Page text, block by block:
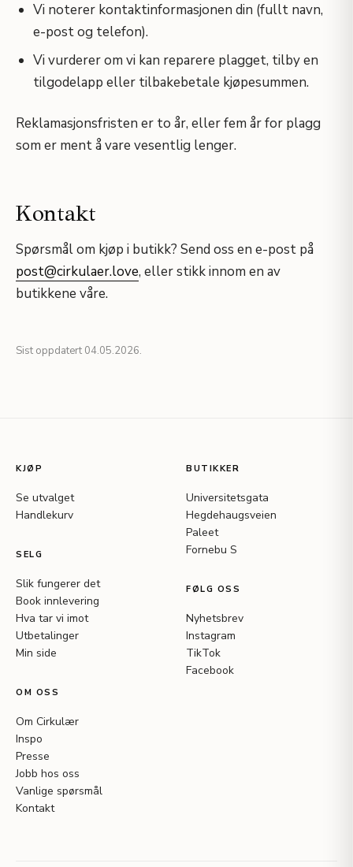
Vi noterer kontaktinformasjonen din (fullt navn,
e-post og telefon).
Vi vurderer om vi kan reparere plagget, tilby en
tilgodelapp eller tilbakebetale kjøpesummen.
Reklamasjonsfristen er to år, eller fem år for plagg
som er ment å vare vesentlig lenger.
Kontakt
Spørsmål om kjøp i butikk? Send oss en e-post på
post@cirkulaer.love, eller stikk innom en av
butikkene våre.
Sist oppdatert 04.05.2026.
KJØP
Se utvalget
Handlekurv
SELG
Slik fungerer det
Book innlevering
Hva tar vi imot
Utbetalinger
Min side
OM OSS
Om Cirkulær
Inspo
Presse
Jobb hos oss
Vanlige spørsmål
Kontakt
BUTIKKER
Universitetsgata
Hegdehaugsveien
Paleet
Fornebu S
FØLG OSS
Nyhetsbrev
Instagram
TikTok
Facebook